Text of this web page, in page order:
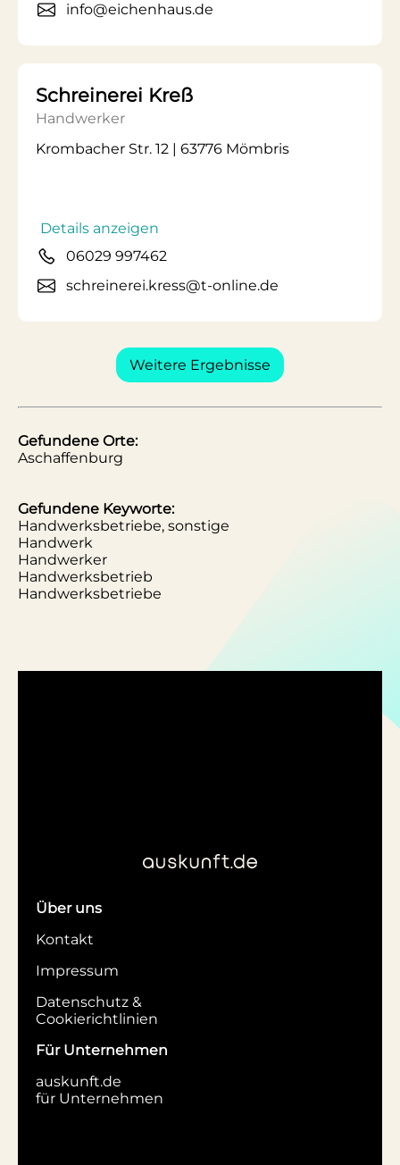
info@eichenhaus.de
Schreinerei Kreß
Handwerker
Krombacher Str. 12 | 63776 Mömbris
Details anzeigen
06029 997462
schreinerei.kress@t-online.de
Weitere Ergebnisse
Gefundene Orte:
Aschaffenburg
Gefundene Keyworte:
Handwerksbetriebe, sonstige
Handwerk
Handwerker
Handwerksbetrieb
Handwerksbetriebe
Über uns
Kontakt
Impressum
Datenschutz &
Cookierichtlinien
Für Unternehmen
auskunft.de
für Unternehmen